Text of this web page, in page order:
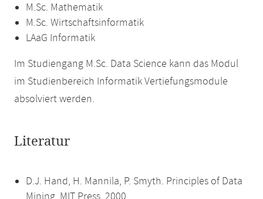
M.Sc. Mathematik
M.Sc. Wirtschaftsinformatik
LAaG Informatik
Im Studiengang M.Sc. Data Science kann das Modul
im Studienbereich Informatik Vertiefungsmodule
absolviert werden.
Literatur
D.J. Hand, H. Mannila, P. Smyth. Principles of Data